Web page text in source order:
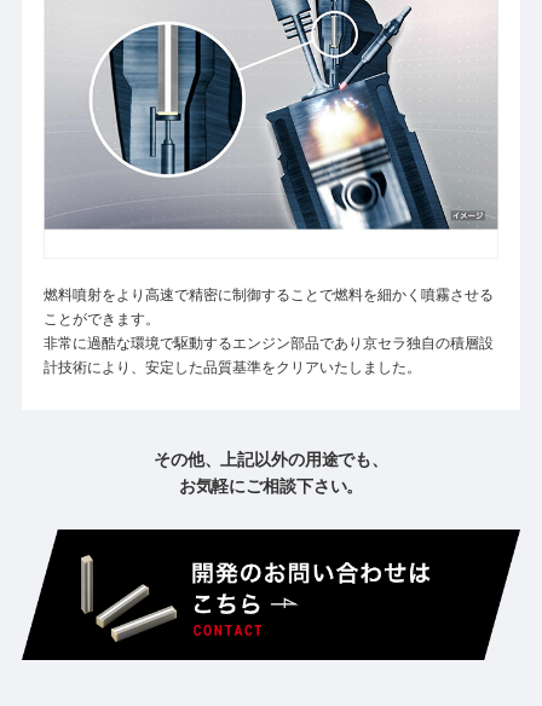
燃料噴射をより高速で精密に制御することで燃料を細かく噴霧させる
ことができます。
非常に過酷な環境で駆動するエンジン部品であり京セラ独自の積層設
計技術により、安定した品質基準をクリアいたしました。
その他、上記以外の用途でも、
お気軽にご相談下さい。